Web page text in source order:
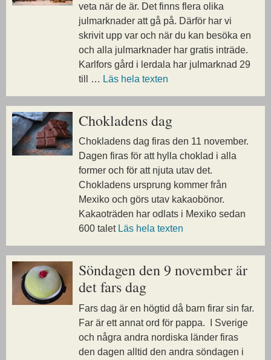
veta när de är. Det finns flera olika
julmarknader att gå på. Därför har vi
skrivit upp var och när du kan besöka en
och alla julmarknader har gratis inträde.
Karlfors gård i lerdala har julmarknad 29
till … Läs hela texten
Chokladens dag
Chokladens dag firas den 11 november.
Dagen firas för att hylla choklad i alla
former och för att njuta utav det.
Chokladens ursprung kommer från
Mexiko och görs utav kakaobönor.
Kakaoträden har odlats i Mexiko sedan
600 talet Läs hela texten
Söndagen den 9 november är
det fars dag
Fars dag är en högtid då barn firar sin far.
Far är ett annat ord för pappa. I Sverige
och några andra nordiska länder firas
den dagen alltid den andra söndagen i